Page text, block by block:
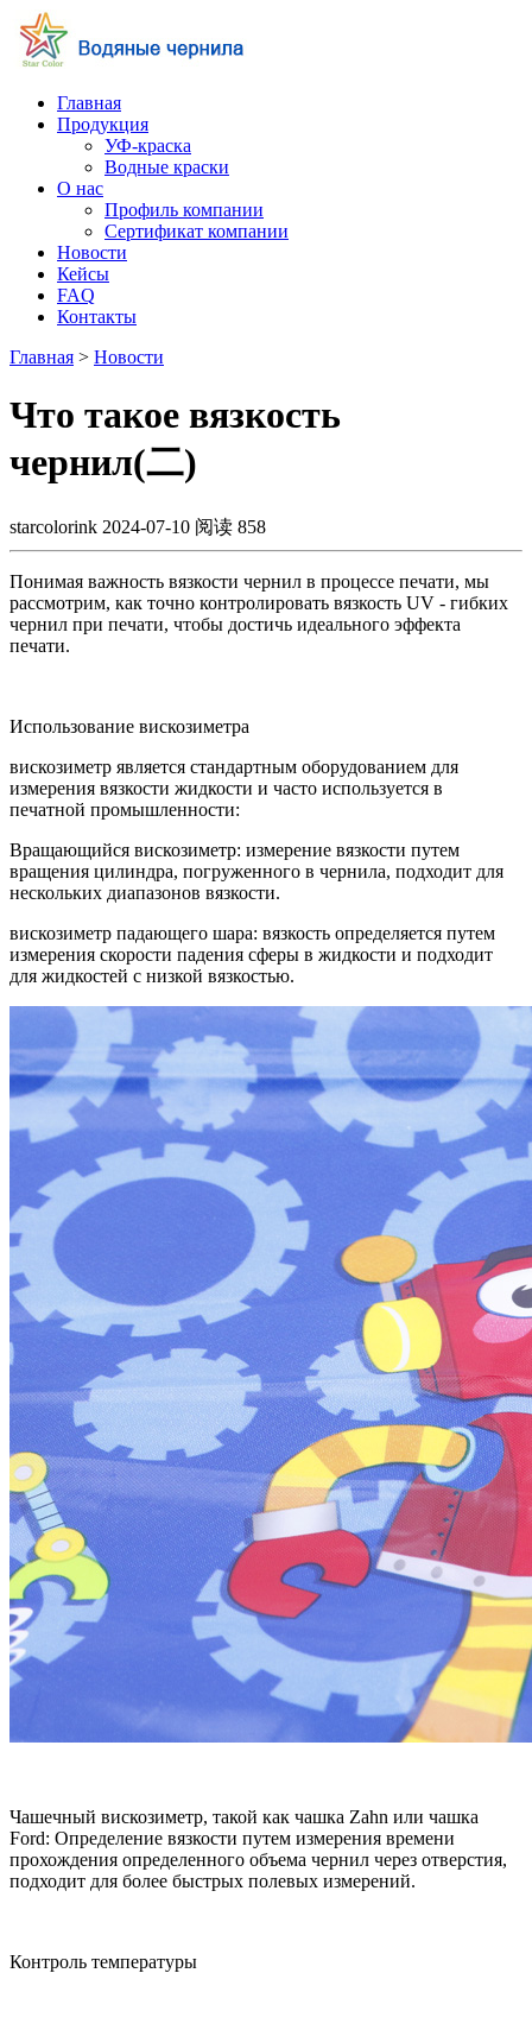
Главная
Продукция
УФ-краска
Водные краски
О нас
Профиль компании
Сертификат компании
Новости
Кейсы
FAQ
Контакты
Главная > Новости
Что такое вязкость
чернил(二)
starcolorink 2024-07-10 阅读 858
Понимая важность вязкости чернил в процессе печати, мы
рассмотрим, как точно контролировать вязкость UV - гибких
чернил при печати, чтобы достичь идеального эффекта
печати.
Использование вискозиметра
вискозиметр является стандартным оборудованием для
измерения вязкости жидкости и часто используется в
печатной промышленности:
Вращающийся вискозиметр: измерение вязкости путем
вращения цилиндра, погруженного в чернила, подходит для
нескольких диапазонов вязкости.
вискозиметр падающего шара: вязкость определяется путем
измерения скорости падения сферы в жидкости и подходит
для жидкостей с низкой вязкостью.
Чашечный вискозиметр, такой как чашка Zahn или чашка
Ford: Определение вязкости путем измерения времени
прохождения определенного объема чернил через отверстия,
подходит для более быстрых полевых измерений.
Контроль температуры